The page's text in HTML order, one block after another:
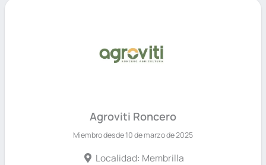
Agroviti Roncero
Miembro desde 10 de marzo de 2025
Localidad: Membrilla